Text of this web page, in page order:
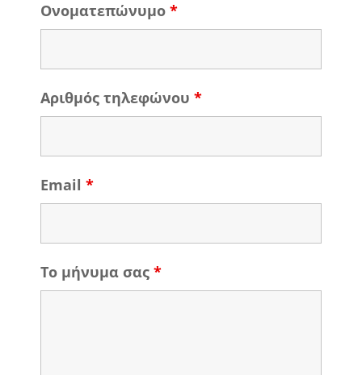
Ονοματεπώνυμο *
Αριθμός τηλεφώνου *
Email *
Το μήνυμα σας *